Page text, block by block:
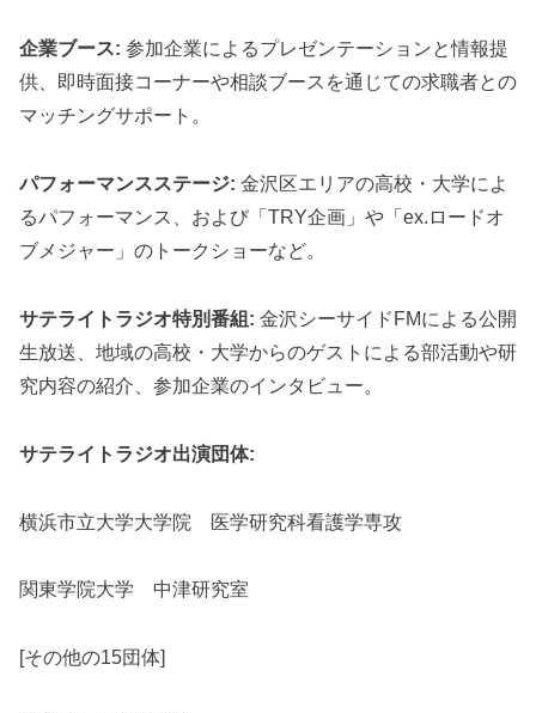
企業ブース: 参加企業によるプレゼンテーションと情報提
供、即時面接コーナーや相談ブースを通じての求職者との
マッチングサポート。
パフォーマンスステージ: 金沢区エリアの高校・大学によ
るパフォーマンス、および「TRY企画」や「ex.ロードオ
ブメジャー」のトークショーなど。
サテライトラジオ特別番組: 金沢シーサイドFMによる公開
生放送、地域の高校・大学からのゲストによる部活動や研
究内容の紹介、参加企業のインタビュー。
サテライトラジオ出演団体:
横浜市立大学大学院 医学研究科看護学専攻
関東学院大学 中津研究室
[その他の15団体]